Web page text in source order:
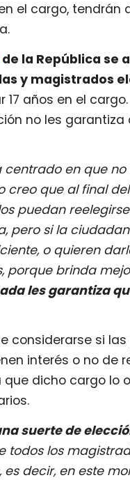
el cargo, tendrán
de la República se
y magistrados
17 años en el
no les
centrado en que
creo que al final
puedan
pero si la
o quieren
porque brinda
les garantiza
considerarse si las
interés o no de
dicho cargo lo
suerte de
todos los
decir, en este